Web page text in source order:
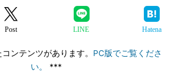
Post LINE Hatena
ンテンツがあります。 PC版でご覧くださ
い。
***